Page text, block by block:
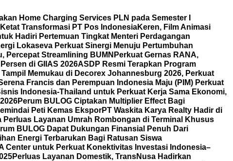
Home Charging Services PLN pada Semester I
Transformasi PT Pos IndonesiaKeren, Film Animasi
Hadiri Pertemuan Tingkat Menteri Perdagangan
Lokaseva Perkuat Sinergi Menuju Pertumbuhan
Percepat Streamlining BUMN Perkuat Gernas RANA,
di GIIAS 2026ASDP Resmi Terapkan Program
Memukau di Decorex Johannesburg 2026, Perkuat
Francis dan Perempuan Indonesia Maju (PIM) Perkuat
Indonesia-Thailand untuk Perkuat Kerja Sama Ekonomi,
Perum BULOG Ciptakan Multiplier Effect Bagi
Peti Kemas EksporPT Waskita Karya Realty Hadir di
Layanan Umrah Rombongan di Terminal Khusus
BULOG Dapat Dukungan Finansial Penuh Dari
Energi Terbarukan Bagi Ratusan Siswa
Center untuk Perkuat Konektivitas Investasi Indonesia–
Perluas Layanan Domestik, TransNusa Hadirkan